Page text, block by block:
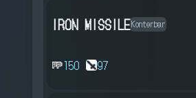
IRON MISSILEKonterbar
150 97